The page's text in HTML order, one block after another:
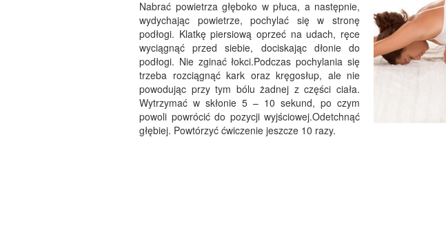
Nabrać powietrza głęboko w płuca, a następnie,
wydychając powietrze, pochylać się w stronę
podłogi. Klatkę piersiową oprzeć na udach, ręce
wyciągnąć przed siebie, dociskając dłonie do
podłogi. Nie zginać łokci.Podczas pochylania się
trzeba rozciągnąć kark oraz kręgosłup, ale nie
powodując przy tym bólu żadnej z części ciała.
Wytrzymać w skłonie 5 – 10 sekund, po czym
powoli powrócić do pozycji wyjściowej.Odetchnąć
głębiej. Powtórzyć ćwiczenie jeszcze 10 razy.